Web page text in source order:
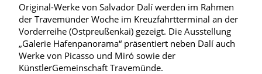
Original-Werke von Salvador Dalí werden im Rahmen
der Travemünder Woche im Kreuzfahrtterminal an der
Vorderreihe (Ostpreußenkai) gezeigt. Die Ausstellung
„Galerie Hafenpanorama“ präsentiert neben Dalí auch
Werke von Picasso und Miró sowie der
KünstlerGemeinschaft Travemünde.